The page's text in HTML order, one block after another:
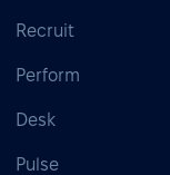
Recruit
Perform
Desk
Pulse